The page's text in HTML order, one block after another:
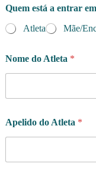
Quem está a entrar
Atleta
Mãe/
Nome do Atleta *
Apelido do Atleta *